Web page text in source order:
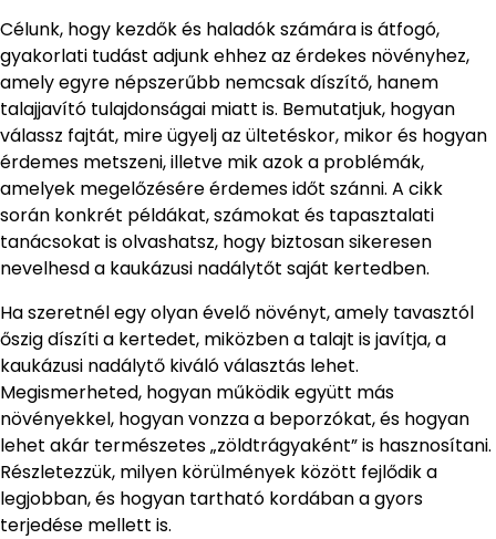
Célunk, hogy kezdők és haladók számára is átfogó,
gyakorlati tudást adjunk ehhez az érdekes növényhez,
amely egyre népszerűbb nemcsak díszítő, hanem
talajjavító tulajdonságai miatt is. Bemutatjuk, hogyan
válassz fajtát, mire ügyelj az ültetéskor, mikor és hogyan
érdemes metszeni, illetve mik azok a problémák,
amelyek megelőzésére érdemes időt szánni. A cikk
során konkrét példákat, számokat és tapasztalati
tanácsokat is olvashatsz, hogy biztosan sikeresen
nevelhesd a kaukázusi nadálytőt saját kertedben.
Ha szeretnél egy olyan évelő növényt, amely tavasztól
őszig díszíti a kertedet, miközben a talajt is javítja, a
kaukázusi nadálytő kiváló választás lehet.
Megismerheted, hogyan működik együtt más
növényekkel, hogyan vonzza a beporzókat, és hogyan
lehet akár természetes „zöldtrágyaként” is hasznosítani.
Részletezzük, milyen körülmények között fejlődik a
legjobban, és hogyan tartható kordában a gyors
terjedése mellett is.